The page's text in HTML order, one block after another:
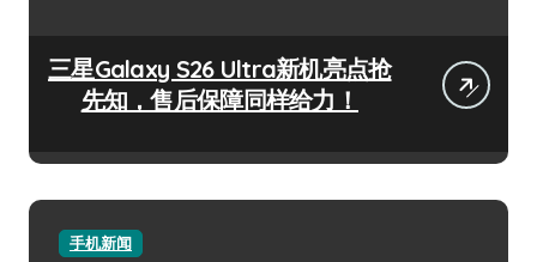
三星Galaxy S26 Ultra新机亮点抢
先知，售后保障同样给力！
手机新闻